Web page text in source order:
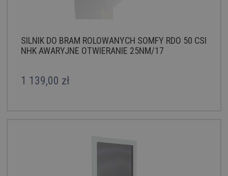
SILNIK DO BRAM ROLOWANYCH SOMFY RDO 50 CSI
NHK AWARYJNE OTWIERANIE 25NM/17
1 139,00 zł